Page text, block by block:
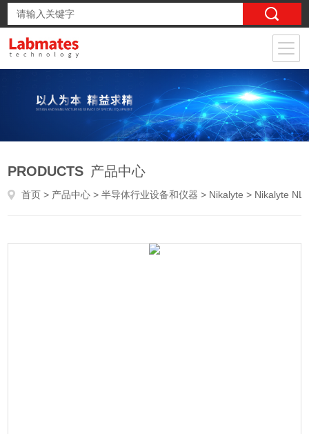
PRODUCTS 产品中心
首页 > 产品中心 >半导体行业设备和仪器 > Nikalyte > Nikalyte NL-50磁控溅射仪